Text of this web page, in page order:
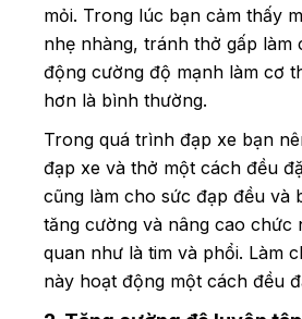
mỏi. Trong lúc bạn cảm thấy
nhẹ nhàng, tránh thở gấp làm
động cường độ mạnh làm cơ
hơn là bình thường.
Trong quá trình đạp xe bạn
đạp xe và thở một cách đều
cũng làm cho sức đạp đều và
tăng cường và nâng cao chức
quan như là tim và phổi. Làm
này hoạt động một cách đều